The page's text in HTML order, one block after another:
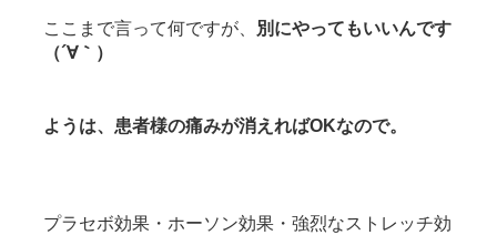
ここまで言って何ですが、
別にやってもいいんです
（´∀｀）
ようは、患者様の痛みが消えればOKなので。
プラセボ効果・ホーソン効果・強烈なストレッチ効